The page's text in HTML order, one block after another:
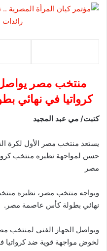
منتخب مصر يواصل
كرواتيا في نهائي
كتبت/ مي عبد المجيد
يستعد منتخب مصر الأول لكرة
حسن لمواجهة نظيره منتخب
مصر
ويواجه منتخب مصر، نظيره منتخب
نهائي بطولة كأس عاصمة مصر.
ويواصل الجهاز الفني لمنتخب
لخوض مواجهة قوية ضد